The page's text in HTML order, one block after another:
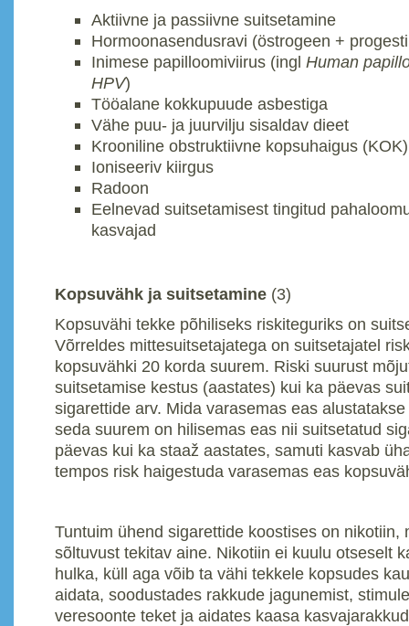
Aktiivne ja passiivne suitsetamine
Hormoonasendusravi (östrogeen +
Inimese papilloomiviirus (ingl Human
HPV)
Tööalane kokkupuude asbestiga
Vähe puu- ja juurvilju sisaldav dieet
Krooniline obstruktiivne kopsuhaigus (KOK)
Ioniseeriv kiirgus
Radoon
Eelnevad suitsetamisest tingitud
kasvajad
Kopsuvähk ja suitsetamine (3)
Kopsuvähi tekke põhiliseks riskiteguriks on
Võrreldes mittesuitsetajatega on suitsetajatel
kopsuvähki 20 korda suurem. Riski suurust
suitsetamise kestus (aastates) kui ka päevas
sigarettide arv. Mida varasemas eas
seda suurem on hilisemas eas nii suitsetatud
päevas kui ka staaž aastates, samuti kasvab
tempos risk haigestuda varasemas eas
Tuntuim ühend sigarettide koostises on nikotiin,
sõltuvust tekitav aine. Nikotiin ei kuulu otseselt
hulka, küll aga võib ta vähi tekkele kopsudes
aidata, soodustades rakkude jagunemist,
veresoonte teket ja aidates kaasa